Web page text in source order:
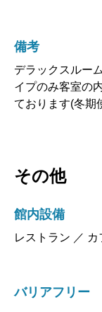
備考
デラックスルー
イプのみ客室の
ております(冬期
その他
館内設備
レストラン ／
バリアフリー